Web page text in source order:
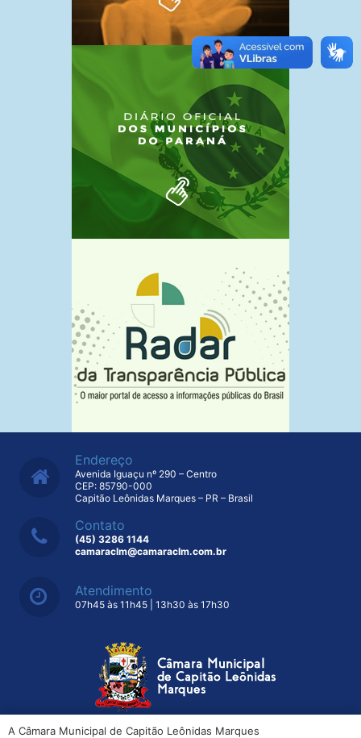
Endereço
Avenida Iguaçu nº 290 – Centro
CEP: 85790-000
Capitão Leônidas Marques – PR – Brasil
Contato
(45) 3286 1144
camaraclm@camaraclm.com.br
Atendimento
07h45 às 11h45 | 13h30 às 17h30
A Câmara Municipal de Capitão Leônidas Marques